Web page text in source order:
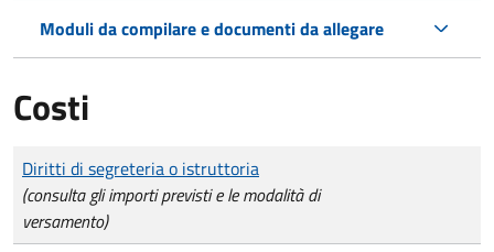
Moduli da compilare e documenti da allegare
Costi
Tipo di pagamento
Importo
Diritti di segreteria o istruttoria
(consulta gli importi previsti e le modalità di
versamento)